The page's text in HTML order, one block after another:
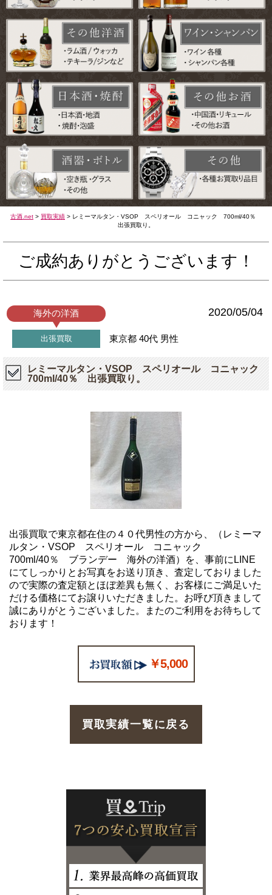
古酒.net > 買取実績 > レミーマルタン・VSOP スペリオール コニャック 700ml/40％
出張買取り。
ご成約ありがとうございます！
海外の洋酒 2020/05/04
出張買取 東京都 40代 男性
レミーマルタン・VSOP スペリオール コニャック
700ml/40％ 出張買取り。
出張買取で東京都在住の４０代男性の方から、（レミーマ
ルタン・VSOP スペリオール コニャック
700ml/40％ ブランデー 海外の洋酒）を、事前にLINE
にてしっかりとお写真をお送り頂き、査定しておりました
ので実際の査定額とほぼ差異も無く、お客様にご満足いた
だける価格にてお譲りいただきました。お呼び頂きまして
誠にありがとうございました。またのご利用をお待ちして
おります！
￥5,000
買取実績一覧に戻る